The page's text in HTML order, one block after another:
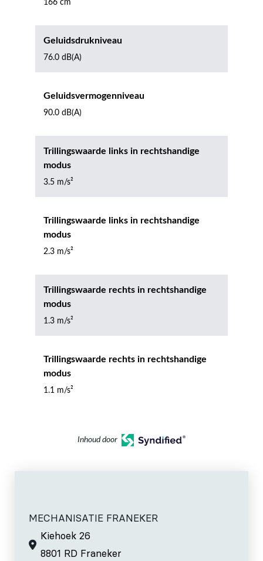
166 cm
Geluidsdrukniveau
76.0 dB(A)
Geluidsvermogenniveau
90.0 dB(A)
Trillingswaarde links in rechtshandige
modus
3.5 m/s²
Trillingswaarde links in rechtshandige
modus
2.3 m/s²
Trillingswaarde rechts in rechtshandige
modus
1.3 m/s²
Trillingswaarde rechts in rechtshandige
modus
1.1 m/s²
Inhoud door
MECHANISATIE FRANEKER
Kiehoek 26
8801 RD Franeker